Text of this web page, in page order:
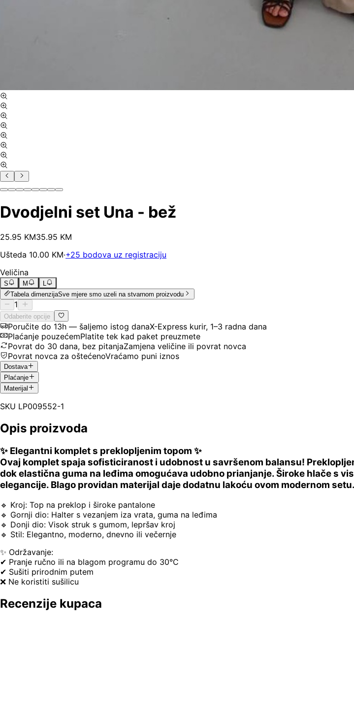
Dvodjelni set Una - bež
25.95 KM35.95 KM
Ušteda 10.00 KM·+25 bodova uz registraciju
Veličina
S M
L
Tabela dimenzijaSve mjere smo uzeli na stvarnom proizvodu
1
Odaberite opcije
Poručite do 13h — šaljemo istog danaX-Express kurir, 1–3 radna dana
Plaćanje pouzećemPlatite tek kad paket preuzmete
Povrat do 30 dana, bez pitanjaZamjena veličine ili povrat novca
Povrat novca za oštećenoVraćamo puni iznos
Dostava
Plaćanje
Materijal
SKU LP009552-1
Opis proizvoda
✨ Elegantni komplet s preklopljenim topom ✨
Ovaj komplet spaja sofisticiranost i udobnost u savršenom balansu!
dok elastična guma na leđima omogućava udobno prianjanje. Široke hlače s
elegancije. Blago providan materijal daje dodatnu lakoću ovom modernom setu.
🔹 Kroj: Top na preklop i široke pantalone
🔹 Gornji dio: Halter s vezanjem iza vrata, guma na leđima
🔹 Donji dio: Visok struk s gumom, lepršav kroj
🔹 Stil: Elegantno, moderno, dnevno ili večernje
✨ Održavanje:
✔ Pranje ručno ili na blagom programu do 30°C
✔ Sušiti prirodnim putem
❌ Ne koristiti sušilicu
Recenzije kupaca